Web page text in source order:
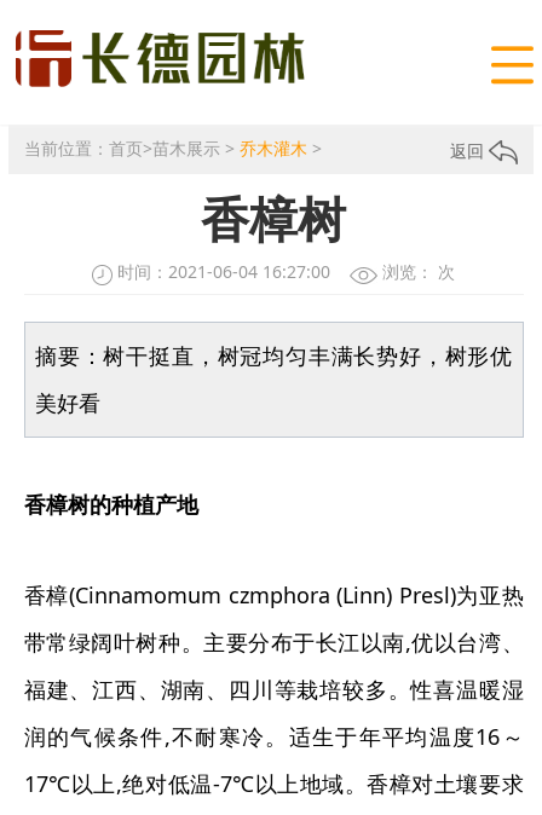

当前位置： 首页>苗木展示> 乔木灌木 > 返回
香樟树
时间：2021-06-04 16:27:00 浏览： 次
摘要：树干挺直，树冠均匀丰满长势好，树形优
美好看
香樟树的种植产地
香樟(Cinnamomum czmphora (Linn) Presl)为亚热
带常绿阔叶树种。主要分布于长江以南,优以台湾、
福建、江西、湖南、四川等栽培较多。性喜温暖湿
润的气候条件,不耐寒冷。适生于年平均温度16～
17℃以上,绝对低温-7℃以上地域。香樟对土壤要求